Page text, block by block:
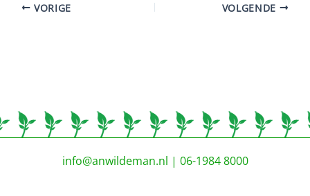
VORIGE VOLGENDE
info@anwildeman.nl | 06-1984 8000